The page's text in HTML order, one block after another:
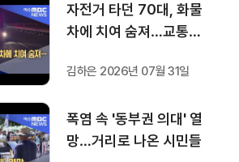
자전거 타던 70대, 화물
차에 치여 숨져…교통사
김하은 2026년 07월 31일
폭염 속 '동부권 의대' 열
망…거리로 나온 시민들